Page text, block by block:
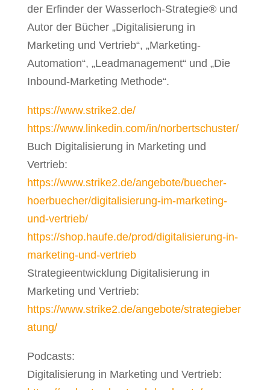
der Erfinder der Wasserloch-Strategie® und
Autor der Bücher „Digitalisierung in
Marketing und Vertrieb“, „Marketing-
Automation“, „Leadmanagement“ und „Die
Inbound-Marketing Methode“.
https://www.strike2.de/
https://www.linkedin.com/in/norbertschuster/
Buch Digitalisierung in Marketing und
Vertrieb:
https://www.strike2.de/angebote/buecher-
hoerbuecher/digitalisierung-im-marketing-
und-vertrieb/
https://shop.haufe.de/prod/digitalisierung-in-
marketing-und-vertrieb
Strategieentwicklung Digitalisierung in
Marketing und Vertrieb:
https://www.strike2.de/angebote/strategieber
atung/
Podcasts:
Digitalisierung in Marketing und Vertrieb: